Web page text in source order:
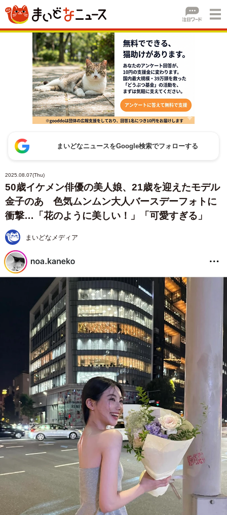
まいどなニュースをGoogle検索でフォローする
2025.08.07(Thu)
50歳イケメン俳優の美人娘、21歳を迎えたモデル
金子のあ 色気ムンムン大人バースデーフォトに
衝撃…「花のように美しい！」「可愛すぎる」
まいどなメディア